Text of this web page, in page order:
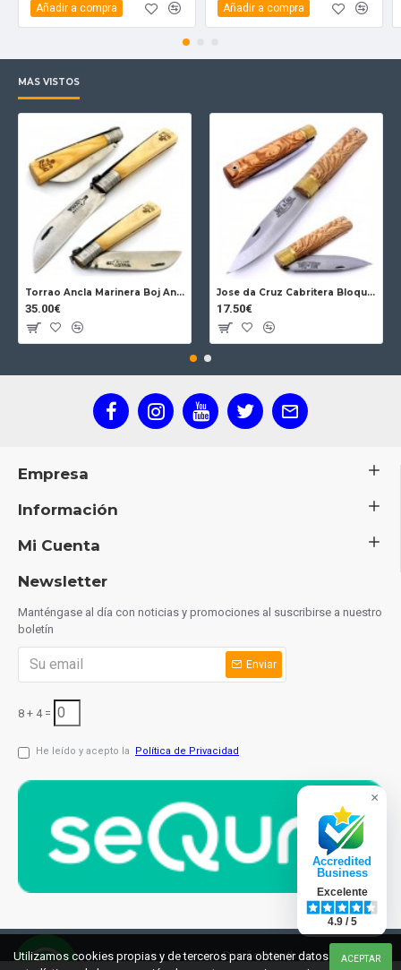
Añadir a compra Añadir a compra
MÁS VISTOS
Torrao Ancla Marinera Boj Ancla Bloqueo
35.00€
Jose da Cruz Cabritera Bloqueo Encina Carbono
17.50€
Empresa
Información
Mi Cuenta
Newsletter
Manténgase al día con noticias y promociones al suscribirse a nuestro
boletín
Enviar
8 + 4 =
He leído y acepto la Política de Privacidad
© 2021 cuchilleriaonline.mlDiseño: InterIberica ACEPTAR
Utilizamos cookies propias y de terceros para obtener datos
×
Accredited
Business
Excelente
4.9 / 5